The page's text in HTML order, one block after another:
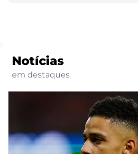
Notícias
em destaques